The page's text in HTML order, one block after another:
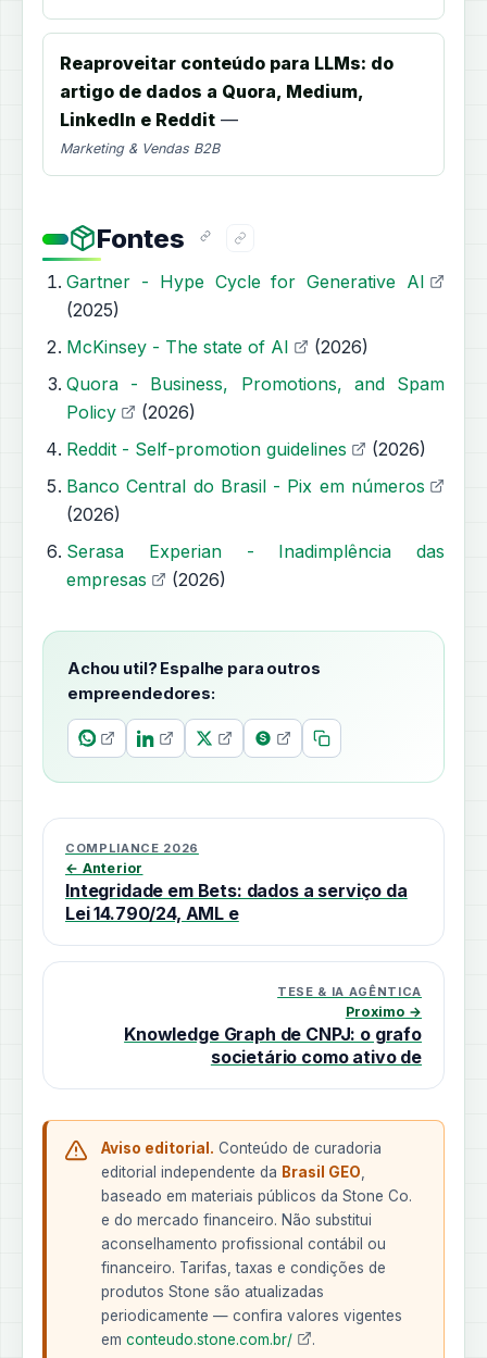
Reaproveitar conteúdo para LLMs: do
artigo de dados a Quora, Medium,
LinkedIn e Reddit —
Marketing & Vendas B2B
Fontes
Gartner - Hype Cycle for Generative AI
(2025)
McKinsey - The state of AI
(2026)
Quora - Business, Promotions, and Spam
Policy
(2026)
Reddit - Self-promotion guidelines
(2026)
Banco Central do Brasil - Pix em números
(2026)
Serasa Experian - Inadimplência das
empresas
(2026)
Achou util? Espalhe para outros
empreendedores:
COMPLIANCE 2026
← Anterior
Integridade em Bets: dados a serviço da
Lei 14.790/24, AML e
TESE & IA AGÊNTICA
Proximo →
Knowledge Graph de CNPJ: o grafo
societário como ativo de
Aviso editorial. Conteúdo de curadoria
editorial independente da Brasil GEO
baseado em materiais públicos da Stone Co.
e do mercado financeiro. Não substitui
aconselhamento profissional contábil ou
financeiro. Tarifas, taxas e condições de
produtos Stone são atualizadas
periodicamente — confira valores vigentes
em conteudo.stone.com.br/ .